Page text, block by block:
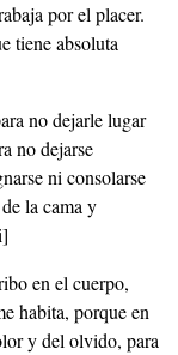
por el placer.
tiene absoluta
no dejarle lugar
no dejarse
ni consolarse
la cama y
en el cuerpo,
habita, porque en
y del olvido, para